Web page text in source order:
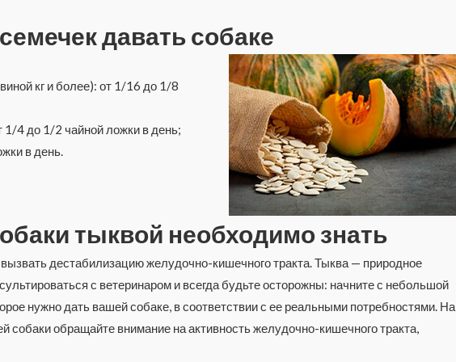
давать собаке
кг и более): от 1/16 до 1/8
1/4 до 1/2 чайной ложки в день;
в день.
тыквой необходимо знать
дестабилизацию желудочно-кишечного тракта. Тыква — природное
с ветеринаром и всегда будьте осторожны: начните с небольшой
нужно дать вашей собаке, в соответствии с ее реальными потребностями. На
собаки обращайте внимание на активность желудочно-кишечного тракта,